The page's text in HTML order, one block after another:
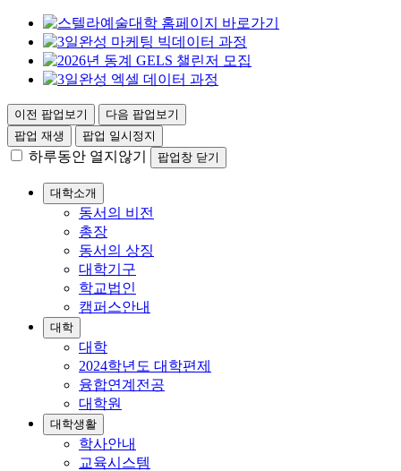
이전 팝업보기
다음 팝업보기
팝업 재생
팝업 일시정지
하루동안 열지않기 팝업창 닫기
대학소개
동서의 비전
총장
동서의 상징
대학기구
학교법인
캠퍼스안내
대학
대학
2024학년도 대학편제
융합연계전공
대학원
대학생활
학사안내
교육시스템